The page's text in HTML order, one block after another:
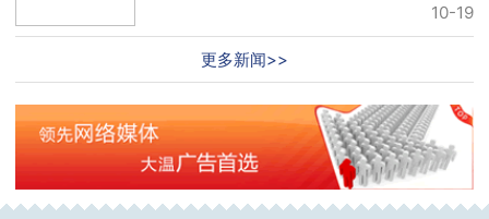
10-19
更多新闻>>